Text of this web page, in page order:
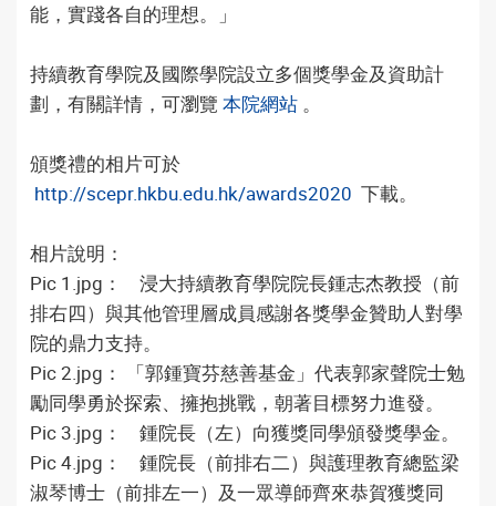
能，實踐各自的理想。」
持續教育學院及國際學院設立多個獎學金及資助計
劃，有關詳情，可瀏覽 本院網站 。
頒獎禮的相片可於
http://scepr.hkbu.edu.hk/awards2020 下載。
相片說明：
Pic 1.jpg： 浸大持續教育學院院長鍾志杰教授（前
排右四）與其他管理層成員感謝各獎學金贊助人對學
院的鼎力支持。
Pic 2.jpg： 「郭鍾寶芬慈善基金」代表郭家聲院士勉
勵同學勇於探索、擁抱挑戰，朝著目標努力進發。
Pic 3.jpg： 鍾院長（左）向獲獎同學頒發獎學金。
Pic 4.jpg： 鍾院長（前排右二）與護理教育總監梁
淑琴博士（前排左一）及一眾導師齊來恭賀獲獎同